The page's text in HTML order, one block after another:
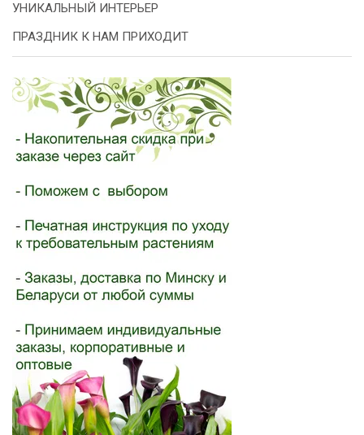
УНИКАЛЬНЫЙ ИНТЕРЬЕР
ПРАЗДНИК К НАМ ПРИХОДИТ